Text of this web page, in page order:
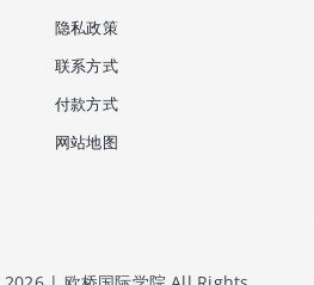
隐私政策
联系方式
付款方式
网站地图